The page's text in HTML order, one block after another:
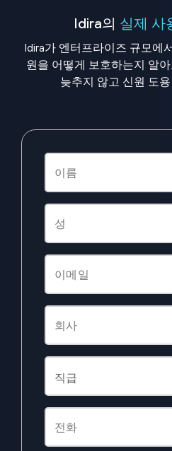
Idira의 실제 사
Idira가 엔터프라이즈 규모에
원을 어떻게 보호하는지 알
늦추지 않고 신원 도